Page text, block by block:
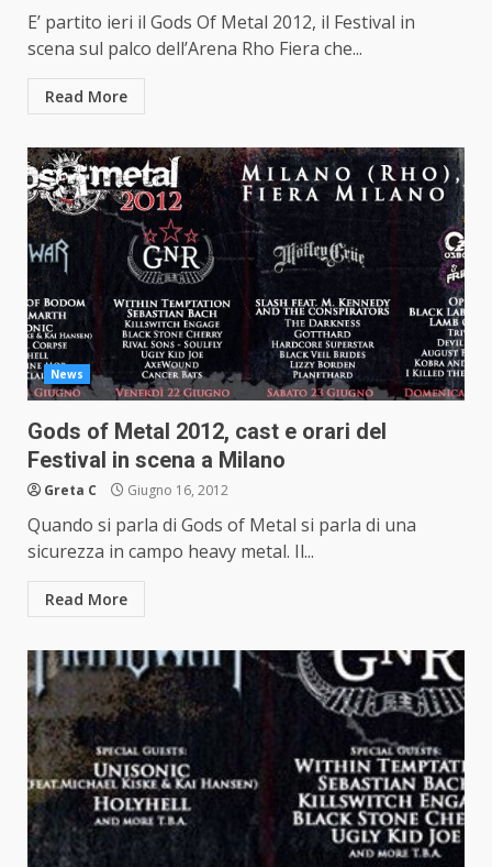
E’ partito ieri il Gods Of Metal 2012, il Festival in
scena sul palco dell’Arena Rho Fiera che...
Read More
News
Gods of Metal 2012, cast e orari del
Festival in scena a Milano
Greta C Giugno 16, 2012
Quando si parla di Gods of Metal si parla di una
sicurezza in campo heavy metal. Il...
Read More